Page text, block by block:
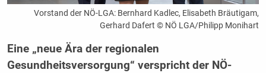
Vorstand der NÖ-LGA: Bernhard Kadlec, Elisabeth Bräutigam,
Gerhard Dafert © NÖ LGA/Philipp Monihart
Eine „neue Ära der regionalen
Gesundheitsversorgung“ verspricht der NÖ-